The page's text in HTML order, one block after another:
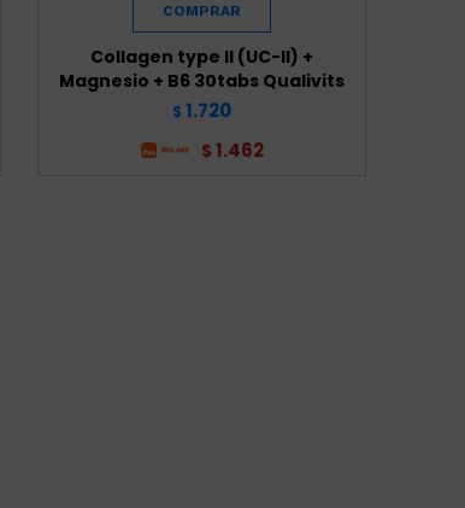
Collagen type II (UC-II) +
Magnesio + B6 30tabs Qualivits
$ 1.720
$ 1.462